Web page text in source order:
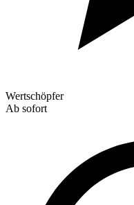
Wertschöpfer
Ab sofort